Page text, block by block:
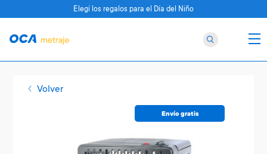
Volver
Envío gratis
Elegí los regalos para el Día del Niño